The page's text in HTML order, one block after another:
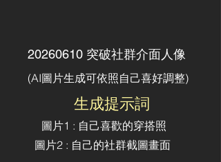
20260610 突破社群介面人像
​(AI圖片生成可依照自己喜好調整)
生成提示詞
​圖片1 : 自己喜歡的穿搭照
​圖片2 : 自己的社群截圖畫面